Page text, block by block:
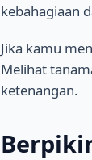
kebahagiaan
Jika kamu
Melihat
ketenangan.